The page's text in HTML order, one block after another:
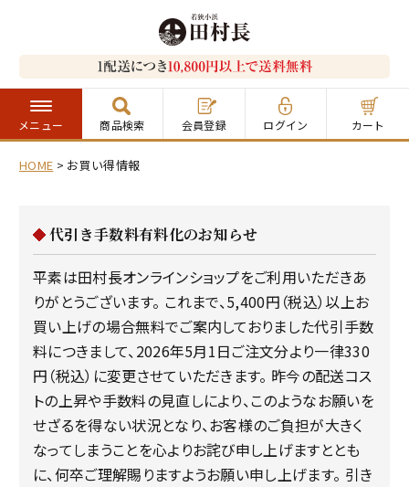
メニュー 商品検索 会員登録 ログイン カート
HOME お買い得情報
代引き手数料有料化のお知らせ
平素は田村長オンラインショップをご利用いただきあ
りがとうございます。 これまで、5,400円（税込）以上お
買い上げの場合無料でご案内しておりました代引手数
料につきまして、2026年5月1日ご注文分より一律330
円（税込）に変更させていただきます。 昨今の配送コス
トの上昇や手数料の見直しにより、このようなお願いを
せざるを得ない状況となり、お客様のご負担が大きく
なってしまうことを心よりお詫び申し上げますととも
に、何卒ご理解賜りますようお願い申し上げます。 引き